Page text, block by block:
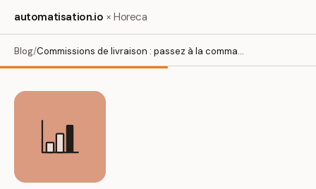
automatisation.io × Horeca
Blog/ Commissions de livraison : passez à la commande directe